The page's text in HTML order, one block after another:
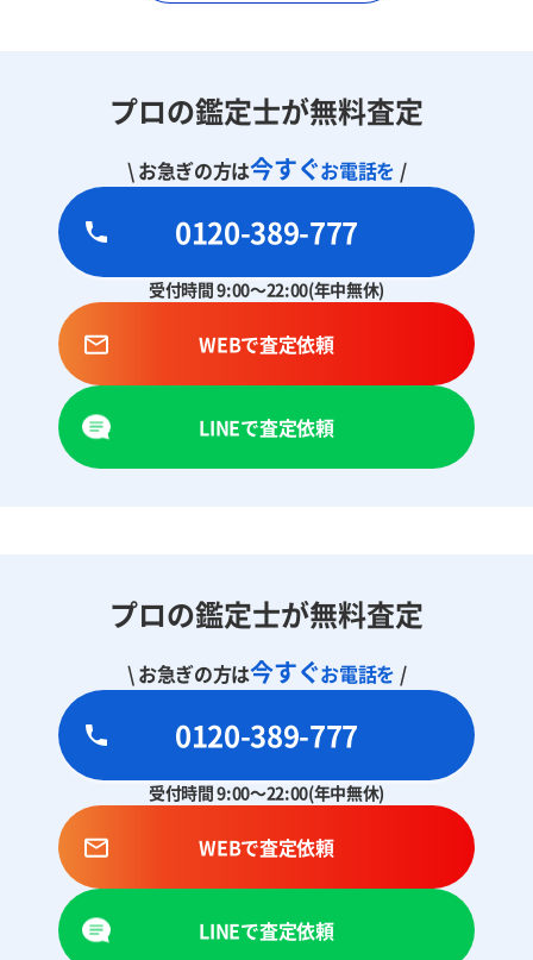
プロの鑑定士が無料査定
\ お急ぎの方は今すぐお電話を /
0120-389-777
受付時間 9:00～22:00(年中無休)
WEBで査定依頼
LINEで査定依頼
プロの鑑定士が無料査定
\ お急ぎの方は今すぐお電話を /
0120-389-777
受付時間 9:00～22:00(年中無休)
WEBで査定依頼
LINEで査定依頼